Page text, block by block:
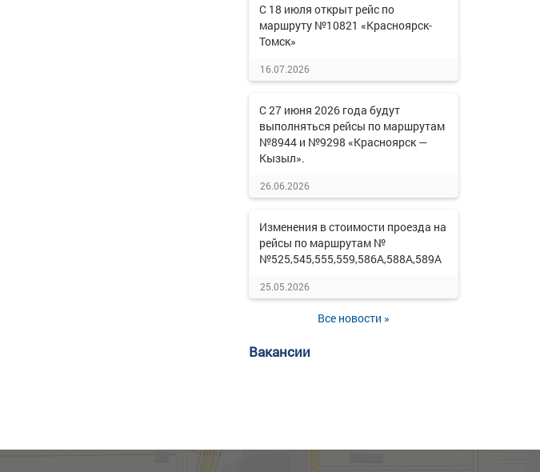
С 18 июля открыт рейс по
маршруту №10821 «Красноярск-
Томск»
16.07.2026
С 27 июня 2026 года будут
выполняться рейсы по маршрутам
№8944 и №9298 «Красноярск —
Кызыл».
26.06.2026
Изменения в стоимости проезда на
рейсы по маршрутам №
№525,545,555,559,586А,588А,589А
25.05.2026
Все новости »
Вакансии